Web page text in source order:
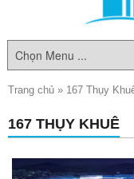
Trang chủ » 167 Thụy
167 THỤY KHUÊ